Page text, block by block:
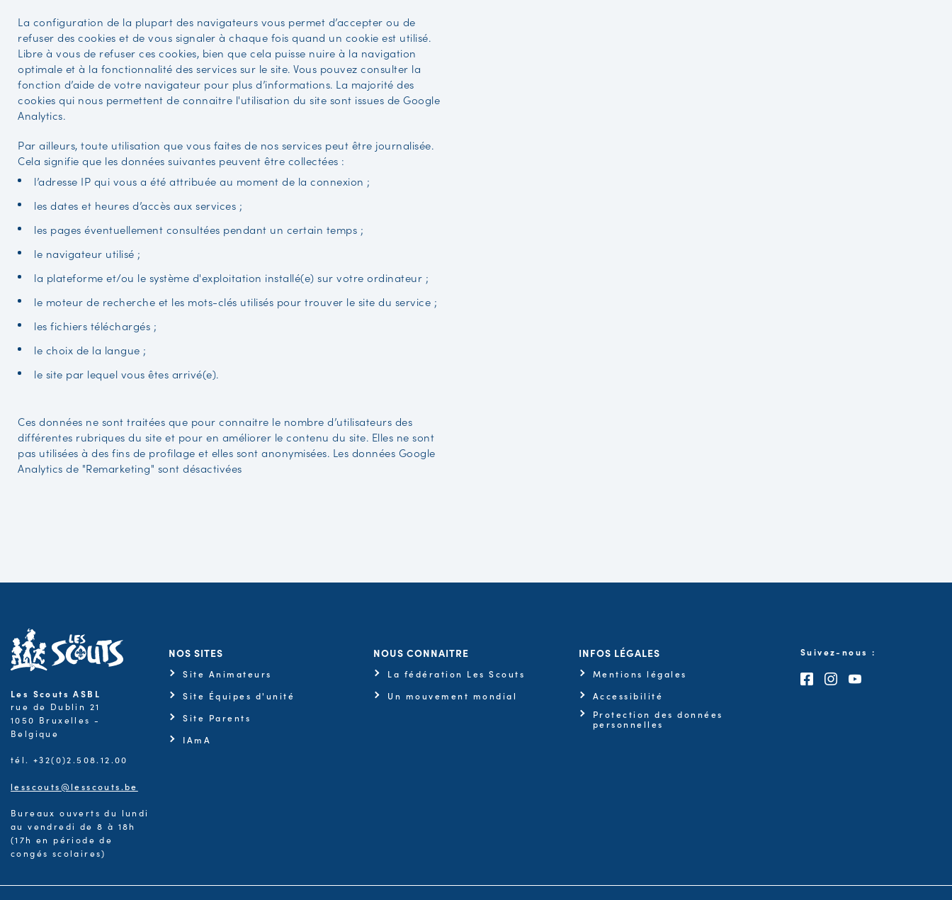
La configuration de la plupart des navigateurs vous permet d’accepter ou de
refuser des cookies et de vous signaler à chaque fois quand un cookie est utilisé.
Libre à vous de refuser ces cookies, bien que cela puisse nuire à la navigation
optimale et à la fonctionnalité des services sur le site. Vous pouvez consulter la
fonction d’aide de votre navigateur pour plus d’informations. La majorité des
cookies qui nous permettent de connaitre l'utilisation du site sont issues de Google
Analytics.
Par ailleurs, toute utilisation que vous faites de nos services peut être journalisée.
Cela signifie que les données suivantes peuvent être collectées :
l’adresse IP qui vous a été attribuée au moment de la connexion ;
les dates et heures d’accès aux services ;
les pages éventuellement consultées pendant un certain temps ;
le navigateur utilisé ;
la plateforme et/ou le système d'exploitation installé(e) sur votre ordinateur ;
le moteur de recherche et les mots-clés utilisés pour trouver le site du service ;
les fichiers téléchargés ;
le choix de la langue ;
le site par lequel vous êtes arrivé(e).
Ces données ne sont traitées que pour connaitre le nombre d’utilisateurs des
différentes rubriques du site et pour en améliorer le contenu du site. Elles ne sont
pas utilisées à des fins de profilage et elles sont anonymisées. Les données Google
Analytics de "Remarketing" sont désactivées
Les Scouts ASBL
rue de Dublin 21
1050 Bruxelles -
Belgique
tél. +32(0)2.508.12.00
lesscouts@lesscouts.be
Bureaux ouverts du lundi
au vendredi de 8 à 18h
(17h en période de
congés scolaires)
NOS SITES
Site Animateurs
Site Équipes d'unité
Site Parents
IAmA
NOUS CONNAITRE
La fédération Les Scouts
Un mouvement mondial
INFOS LÉGALES
Mentions légales
Accessibilité
Protection des données
personnelles
Suivez-nous :
Consultez notre page
Consultez notre
Consultez